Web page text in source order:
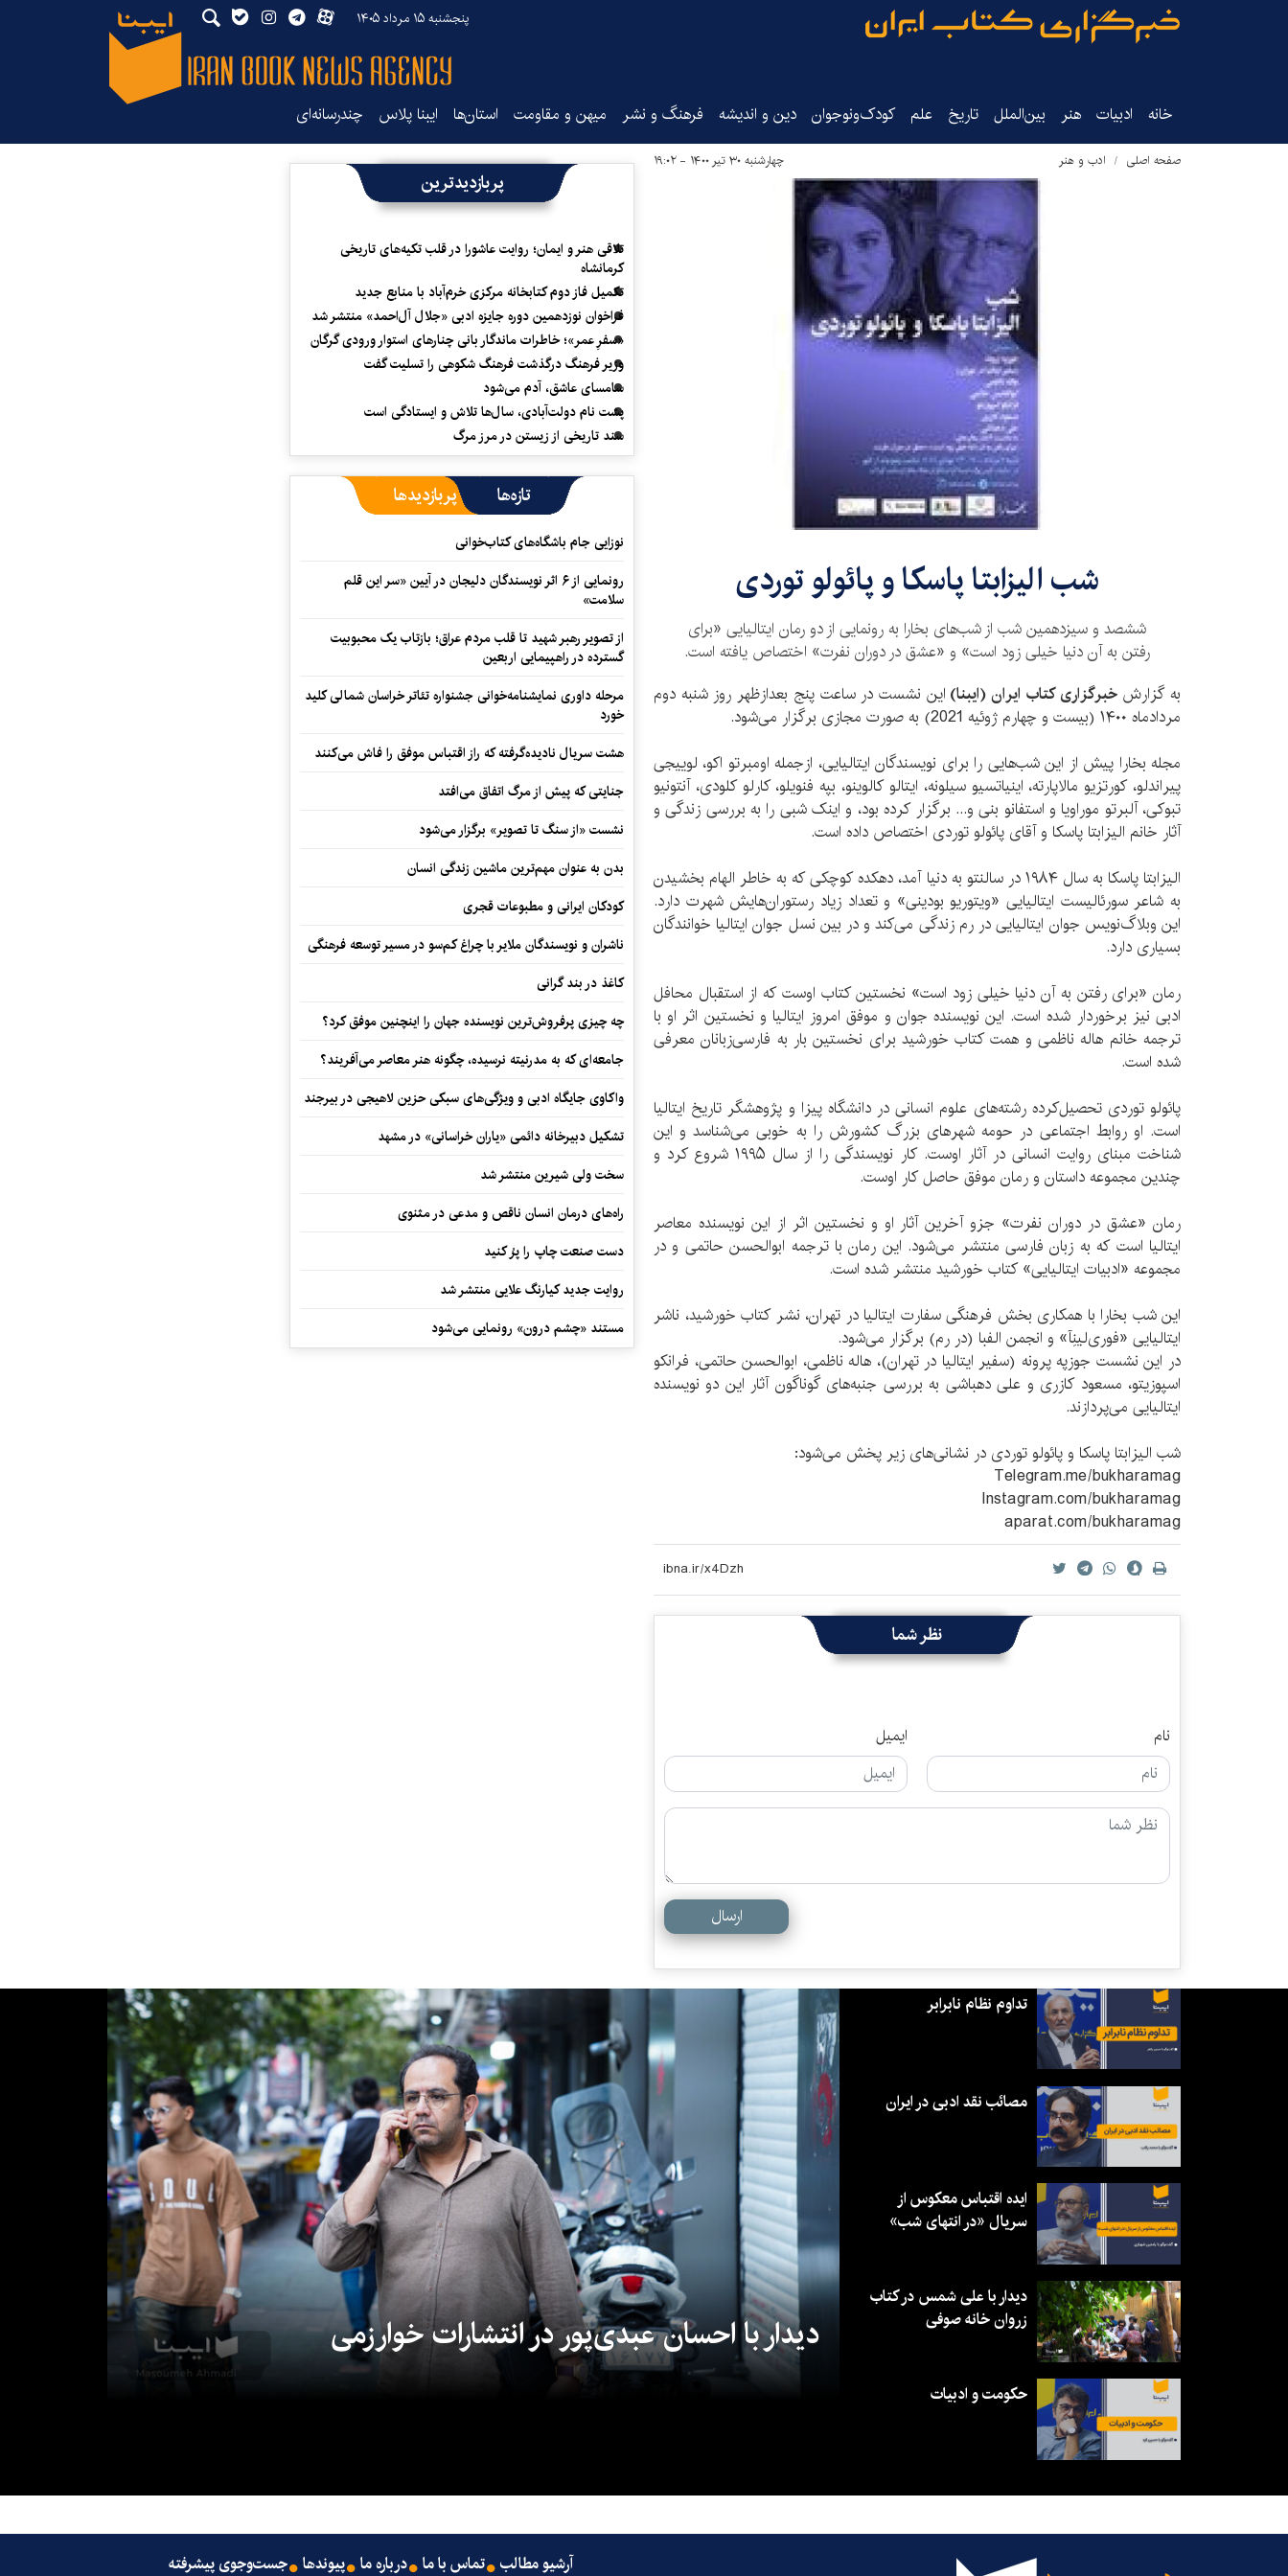
پنجشنبه ۱۵ مرداد ۱۴۰۵
خانه ادبیات هنر بین‌الملل تاریخ‌ علم کودک‌ونوجوان دین و اندیشه فرهنگ و نشر میهن و مقاومت استان‌ها ایبنا پلاس چندرسانه‌ای
صفحه اصلی ادب و هنر چهارشنبه ۳۰ تیر ۱۴۰۰ - ۱۹:۰۲
شب الیزابتا پاسکا و پائولو توردی
ششصد و سیزدهمین شب از شب‌های بخارا به رونمایی از دو رمان ایتالیایی «برای
رفتن به آن دنیا خیلی زود است» و «عشق در دوران نفرت» اختصاص یافته است.
به گزارشخبرگزاری کتاب ایران (ایبنا) این نشست در ساعت پنج بعدازظهر روز شنبه دوم
مرداد‌ماه ۱۴۰۰ (بیست و چهارم ژوئیه 2021) به صورت مجازی برگزار می‌شود.
مجله بخارا پیش از این شب‌هایی را برای نویسندگان ایتالیایی، ازجمله اومبرتو اکو، لوییجی
پیراندلو، کورتزیو مالاپارته، اینیاتسیو سیلونه، ایتالو کالوینو، بپه فنویلو، کارلو کلودی،‌ آنتونیو
تبوکی، آلبرتو موراویا و استفانو بنی و... برگزار کرده بود،‌ و اینک شبی را به بررسی زندگی و
آثار خانم الیزابتا پاسکا و آقای پائولو توردی اختصاص داده است.
الیزابتا پاسکا به سال ۱۹۸۴ در سالنتو به دنیا آمد، دهکده کوچکی که به خاطر الهام بخشیدن
به شاعر سورئالیست ایتالیایی «ویتوریو بودینی» و تعداد زیاد رستوران‌هایش شهرت دارد.
این وبلاگ‌نویس جوان ایتالیایی در رم زندگی می‌کند و در بین نسل جوان ایتالیا خوانندگان
بسیاری دارد.
رمان «برای رفتن به آن دنیا خیلی زود است» نخستین کتاب اوست که از استقبال محافل
ادبی نیز برخوردار شده است. این نویسنده جوان و موفق امروز ایتالیا و نخستین اثر او با
ترجمه خانم هاله ناظمی و همت کتاب خورشید برای نخستین بار به فارسی‌زبانان معرفی
شده است.
پائولو توردی تحصیل‌کرده رشته‌های علوم انسانی در دانشگاه پیزا و پژوهشگر تاریخ ایتالیا
است. او روابط اجتماعی در حومه شهرهای بزرگ کشورش را به خوبی می‌شناسد و این
شناخت مبنای روایت انسانی در آثار اوست. کار نویسندگی را از سال ۱۹۹۵ شروع کرد و
چندین مجموعه داستان و رمان موفق حاصل کار اوست.
رمان «عشق در دوران نفرت» جزو آخرین آثار او و نخستین اثر از این نویسنده معاصر
ایتالیا است که به زبان فارسی منتشر می‌شود. این رمان با ترجمه ابوالحسن حاتمی و در
مجموعه «ادبیات ایتالیایی» کتاب خورشید منتشر شده است.
این شب بخارا با همکاری بخش فرهنگی سفارت ایتالیا در تهران، نشر کتاب خورشید، ناشر
ایتالیایی «فوری‌لینِآ» و انجمن الفبا (در رم) برگزار می‌شود.
در این نشست جوزپه پرونه (سفیر ایتالیا در تهران)، هاله ناظمی، ابوالحسن حاتمی، فرانکو
اسپوزیتو، مسعود کازری و علی دهباشی به بررسی جنبه‌های گوناگون آثار این دو نویسنده
ایتالیایی می‌پردازند.
شب الیزابتا پاسکا و پائولو توردی در نشانی‌های زیر پخش می‌شود:
Telegram.me/bukharamag
Instagram.com/bukharamag
aparat.com/bukharamag
نظر شما
نام ایمیل
ارسال
پربازدیدترین
تلاقی هنر و ایمان؛ روایت عاشورا در قلب تکیه‌های تاریخی
کرمانشاه
تکمیل فاز دوم کتابخانه مرکزی خرم‌آباد با منابع جدید
فراخوان نوزدهمین دوره جایزه ادبی «جلال آل‌احمد» منتشر شد
«سفرِ عمر»؛ خاطرات ماندگار بانی چنارهای استوار ورودی گرگان
وزیر فرهنگ درگذشت فرهنگ شکوهی را تسلیت گفت
سامسای عاشق، آدم می‌شود
پشت نام دولت‌آبادی، سال‌ها تلاش و ایستادگی است
سند تاریخی از زیستن در مرز مرگ
تازه‌ها پربازدیدها
نوزایی جام باشگاه‌های کتاب‌خوانی
رونمایی از ۶ اثر نویسندگان دلیجان در آیین «سر این قلم
سلامت»
از تصویر رهبر شهید تا قلب مردم عراق؛ بازتاب یک محبوبیت
گسترده در راهپیمایی اربعین
مرحله داوری نمایشنامه‌خوانی جشنواره تئاتر خراسان شمالی کلید
خورد
هشت سریال نادیده‌گرفته که راز اقتباس موفق را فاش می‌کنند
جنایتی که پیش از مرگ اتفاق می‌افتد
نشست «از سنگ تا تصویر» برگزار می‌شود
بدن به عنوان مهم‌ترین ماشین زندگی انسان
کودکان ایرانی و مطبوعات قجری
ناشران و نویسندگان ملایر با چراغ کم‌سو در مسیر توسعه فرهنگی
کاغذ در بند گرانی
چه چیزی پرفروش‌ترین نویسنده جهان را اینچنین موفق کرد؟
جامعه‌ای که به مدرنیته نرسیده، چگونه هنر معاصر می‌آفریند؟
واکاوی جایگاه ادبی و ویژگی‌های سبکی حزین لاهیجی در بیرجند
تشکیل دبیرخانه دائمی «یاران خراسانی» در مشهد
سخت ولی شیرین منتشر شد
راه‌های درمان انسان ناقص و مدعی در مثنوی
دست صنعت چاپ را پرُ کنید
روایت جدید کیارنگ علایی منتشر شد
مستند «چشم درون» رونمایی می‌شود
دیدار با احسان عبدی‌پور در انتشارات خوارزمی
تداوم نظام نابرابر
مصائب نقد ادبی در ایران
ایده اقتباس معکوس از
سریال «در انتهای شب»
دیدار با علی شمس در کتاب
زروان خانه صوفی
حکومت و ادبیات
آرشیو مطالب تماس با ما درباره ما پیوندها جست‌وجوی پیشرفته